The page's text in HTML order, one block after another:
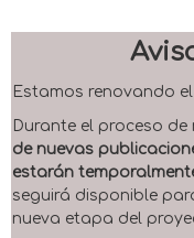
Estamos renovando el
Durante el proceso de
de nuevas
estarán
seguirá disponible
nueva etapa del